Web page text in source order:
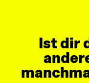
Ist dir